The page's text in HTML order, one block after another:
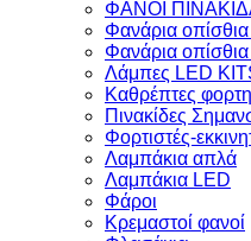
ΦΑΝΟΙ
Φανάρια
Φανάρια οπίσθια
Λάμπες LED
Kαθρέπτες
Πινακίδες
Φορτιστές-
Λαμπάκια απλά
Λαμπάκια LED
Φάροι
Κρεμαστοί φανοί